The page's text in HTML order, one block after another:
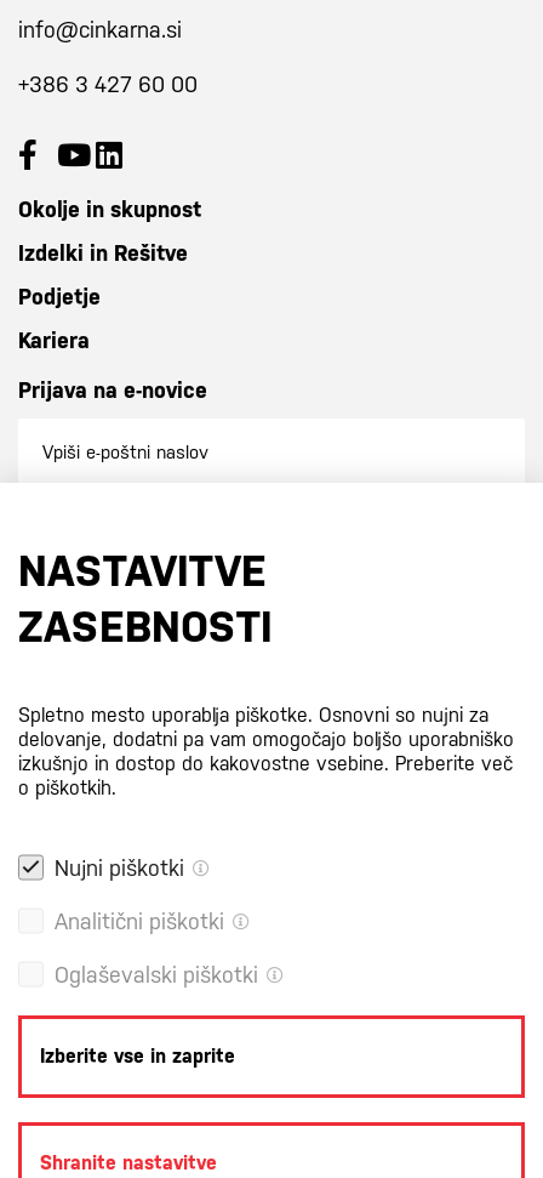
info@cinkarna.si
+386 3 427 60 00
Okolje in skupnost
Izdelki in Rešitve
Podjetje
Kariera
Prijava na e-novice
S prijavo na e-novice se strinjate z
NASTAVITVE
ZASEBNOSTI
Spletno mesto uporablja piškotke. Osnovni so nujni za
delovanje, dodatni pa vam omogočajo boljšo uporabniško
izkušnjo in dostop do kakovostne vsebine. Preberite več
o piškotkih.
Nujni piškotki
Analitični piškotki
Oglaševalski piškotki
Izberite vse in zaprite
Shranite nastavitve